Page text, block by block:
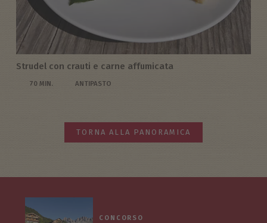
Strudel con crauti e carne affumicata
70 MIN. ANTIPASTO
TORNA ALLA PANORAMICA
CONCORSO